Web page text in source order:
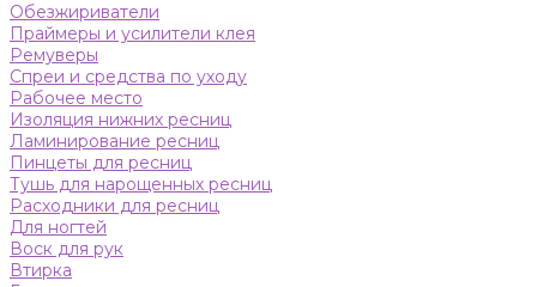
Обезжириватели
Праймеры и усилители клея
Ремуверы
Спреи и средства по уходу
Рабочее место
Изоляция нижних ресниц
Ламинирование ресниц
Пинцеты для ресниц
Тушь для нарощенных ресниц
Расходники для ресниц
Для ногтей
Воск для рук
Втирка